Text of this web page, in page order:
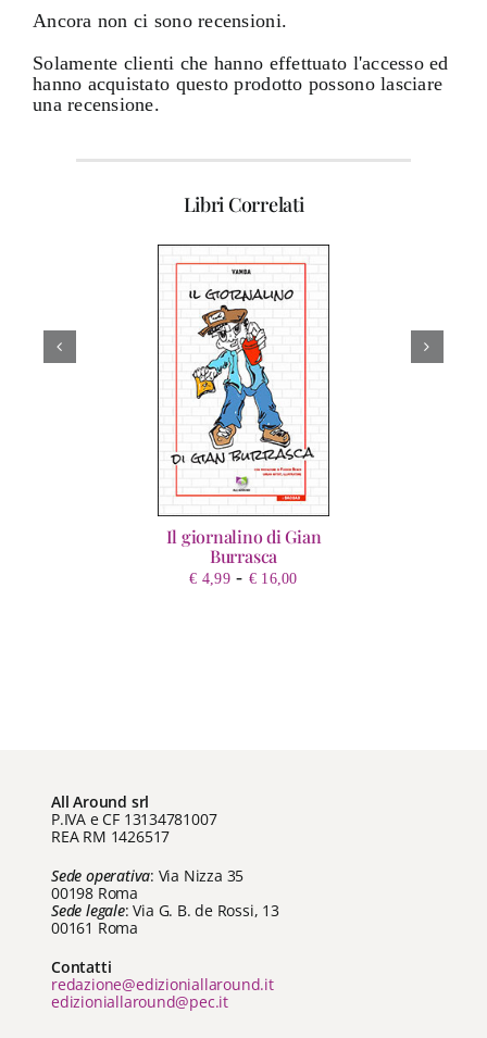
Ancora non ci sono recensioni.
Solamente clienti che hanno effettuato l'accesso ed
hanno acquistato questo prodotto possono lasciare
una recensione.
Libri Correlati
Il giornalino di Gian
Burrasca
€ 4,99 - € 16,00Fascia
All Around srl
P.IVA e CF 13134781007
REA RM 1426517
Sede operativa: Via Nizza 35
00198 Roma
Sede legale: Via G. B. de Rossi, 13
00161 Roma
Contatti
redazione@edizioniallaround.it
edizioniallaround@pec.it